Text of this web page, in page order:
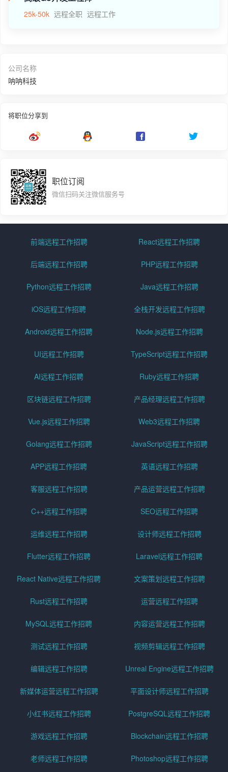
25k-50k 远程全职 远程工作
公司名称
呐呐科技
将职位分享到
职位订阅
微信扫码关注微信服务号
前端远程工作招聘 React远程工作招聘
后端远程工作招聘 PHP远程工作招聘
Python远程工作招聘 Java远程工作招聘
iOS远程工作招聘 全栈开发远程工作招聘
Android远程工作招聘 Node.js远程工作招聘
UI远程工作招聘 TypeScript远程工作招聘
AI远程工作招聘 Ruby远程工作招聘
区块链远程工作招聘 产品经理远程工作招聘
Vue.js远程工作招聘 Web3远程工作招聘
Golang远程工作招聘 JavaScript远程工作招聘
APP远程工作招聘 英语远程工作招聘
客服远程工作招聘 产品运营远程工作招聘
C++远程工作招聘 SEO远程工作招聘
运维远程工作招聘 设计师远程工作招聘
Flutter远程工作招聘 Laravel远程工作招聘
React Native远程工作招聘 文案策划远程工作招聘
Rust远程工作招聘 运营远程工作招聘
MySQL远程工作招聘 内容运营远程工作招聘
测试远程工作招聘 视频剪辑远程工作招聘
编辑远程工作招聘 Unreal Engine远程工作招聘
新媒体运营远程工作招聘 平面设计师远程工作招聘
小红书远程工作招聘 PostgreSQL远程工作招聘
游戏远程工作招聘 Blockchain远程工作招聘
老师远程工作招聘 Photoshop远程工作招聘